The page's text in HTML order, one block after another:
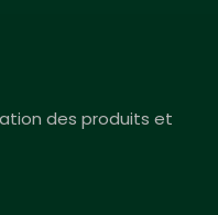
des produits et